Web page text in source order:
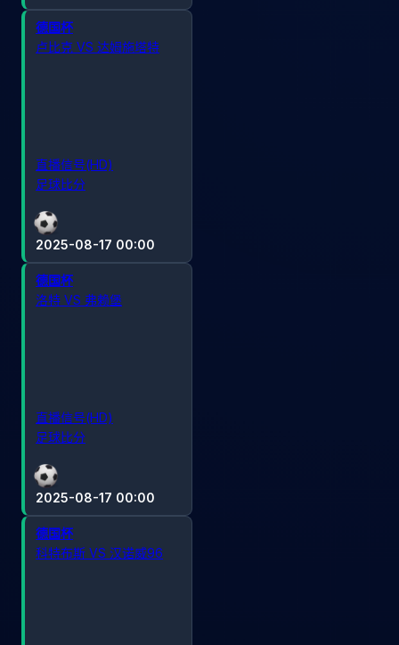
2025-08-17 00:00
德国杯
卢比克 VS 达姆施塔特
直播信号(HD)
足球比分
2025-08-17 00:00
德国杯
洛特 VS 弗赖堡
直播信号(HD)
足球比分
德国杯
科特布斯 VS 汉诺威96